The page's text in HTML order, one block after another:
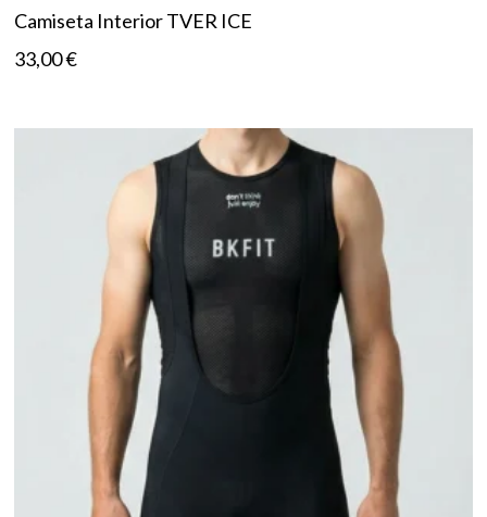
Camiseta Interior TVER ICE
33,00€